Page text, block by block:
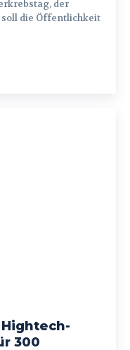
soll die Öffentlichkeit
300